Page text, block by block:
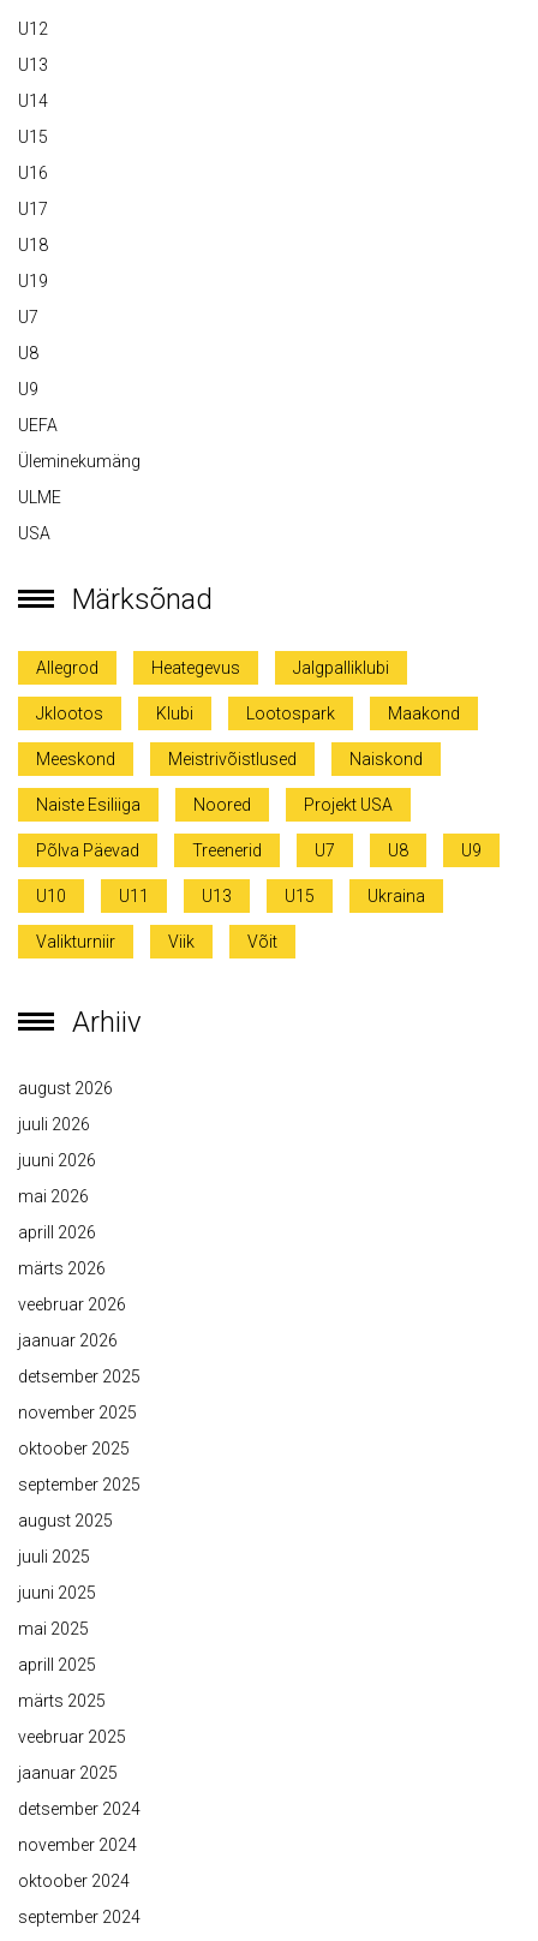
U12
U13
U14
U15
U16
U17
U18
U19
U7
U8
U9
UEFA
Üleminekumäng
ULME
USA
Märksõnad
Allegrod Heategevus Jalgpalliklubi
Jklootos Klubi Lootospark Maakond
Meeskond Meistrivõistlused Naiskond
Naiste Esiliiga Noored Projekt USA
Põlva Päevad Treenerid U7 U8 U9
U10 U11 U13 U15 Ukraina
Valikturniir Viik Võit
Arhiiv
august 2026
juuli 2026
juuni 2026
mai 2026
aprill 2026
märts 2026
veebruar 2026
jaanuar 2026
detsember 2025
november 2025
oktoober 2025
september 2025
august 2025
juuli 2025
juuni 2025
mai 2025
aprill 2025
märts 2025
veebruar 2025
jaanuar 2025
detsember 2024
november 2024
oktoober 2024
september 2024